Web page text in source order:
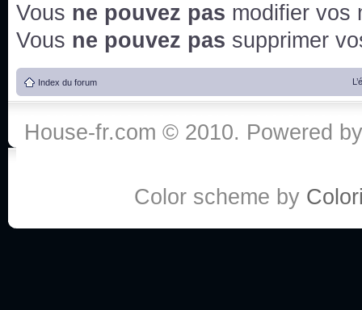
Vous ne pouvez pas modifier vos
Vous ne pouvez pas supprimer
Index du forum
House-fr.com © 2010. Powered
Color scheme by